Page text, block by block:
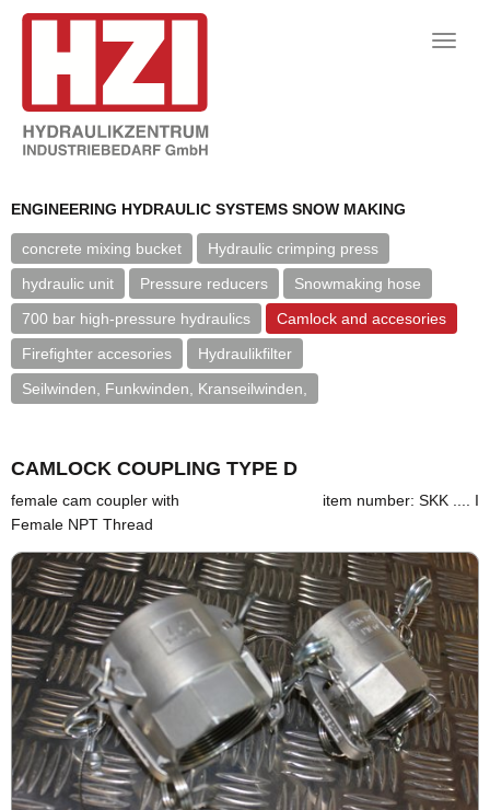
Toggle
ENGINEERING HYDRAULIC SYSTEMS SNOW MAKING
concrete mixing bucket
Hydraulic crimping press
hydraulic unit
Pressure reducers
Snowmaking hose
700 bar high-pressure hydraulics
Camlock and accesories
Firefighter accesories
Hydraulikfilter
Seilwinden, Funkwinden, Kranseilwinden,
CAMLOCK COUPLING TYPE D
female cam coupler with
Female NPT Thread
item number: SKK .... I